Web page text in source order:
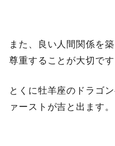
また、良い人間関係を
尊重することが大切です
とくに牡羊座のドラゴ
ァーストが吉と出ます。